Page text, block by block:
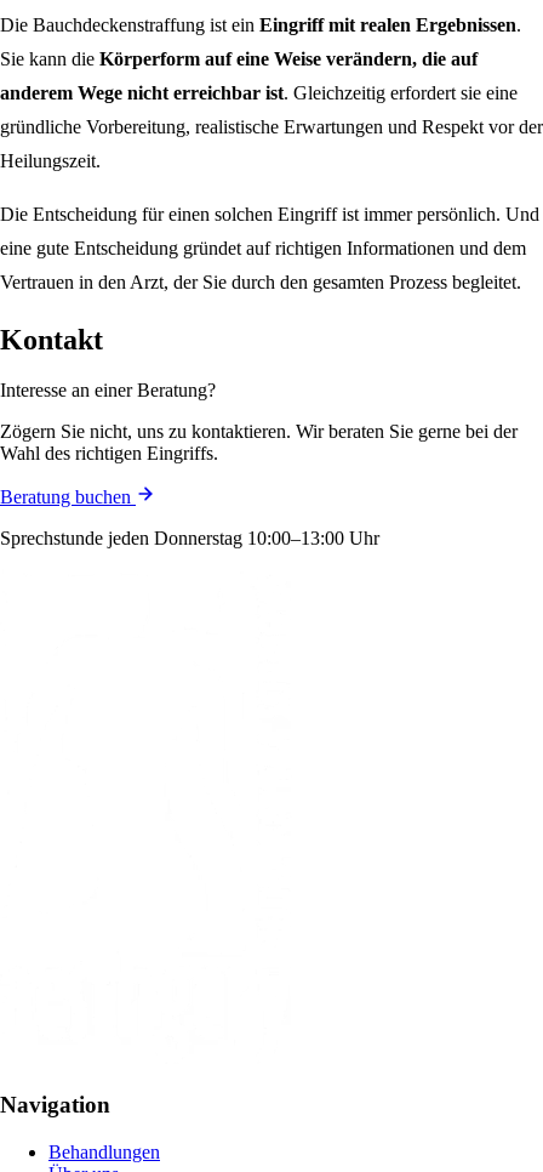
Die Bauchdeckenstraffung ist ein Eingriff mit realen Ergebnissen.
Sie kann die Körperform auf eine Weise verändern, die auf
anderem Wege nicht erreichbar ist. Gleichzeitig erfordert sie eine
gründliche Vorbereitung, realistische Erwartungen und Respekt vor der
Heilungszeit.
Die Entscheidung für einen solchen Eingriff ist immer persönlich. Und
eine gute Entscheidung gründet auf richtigen Informationen und dem
Vertrauen in den Arzt, der Sie durch den gesamten Prozess begleitet.
Kontakt
Interesse an einer Beratung?
Zögern Sie nicht, uns zu kontaktieren. Wir beraten Sie gerne bei der
Wahl des richtigen Eingriffs.
Beratung buchen
Sprechstunde jeden Donnerstag 10:00–13:00 Uhr
Navigation
Behandlungen